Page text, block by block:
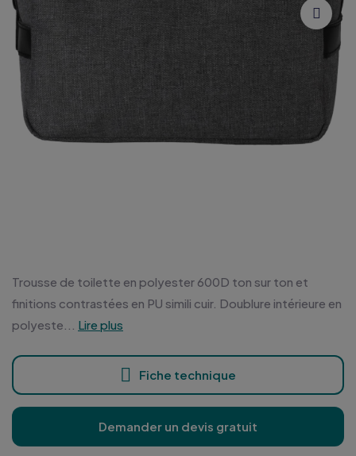
Trousse de toilette en polyester 600D ton sur ton et
finitions contrastées en PU simili cuir. Doublure intérieure en
polyeste...
Lire plus
Fiche technique
Demander un devis gratuit